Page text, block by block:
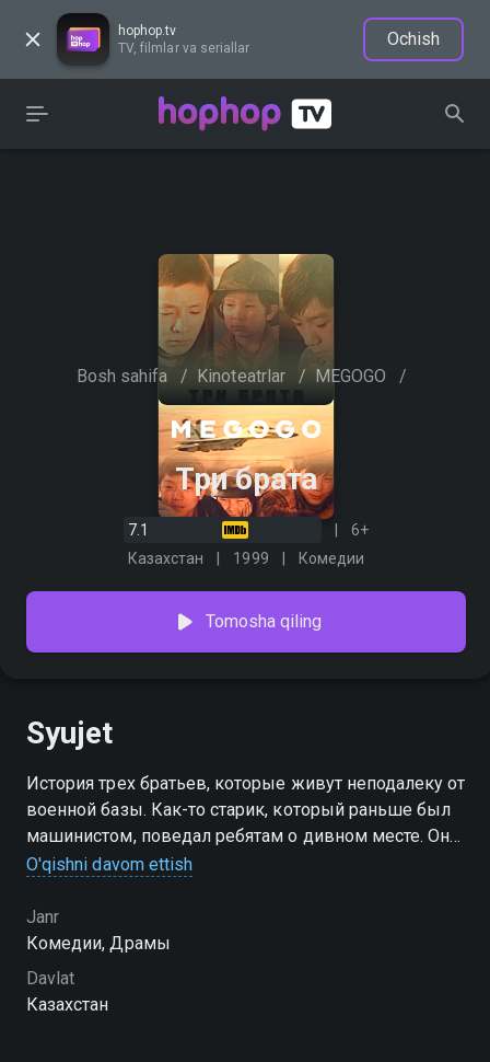
hophop.tv
TV, filmlar va seriallar
Ochish
Bosh sahifa / Kinoteatrlar / MEGOGO /
Три брата
7.1
6+
Казахстан
1999 Комедии
Tomosha qiling
Syujet
История трех братьев, которые живут неподалеку от
военной базы. Как-то старик, который раньше был
машинистом, поведал ребятам о дивном месте. Они
решают вместе поехать туда на ...угнанном
существует, и паровоз становится учебной
мишенью для военных самолетов.
O'qishni davom ettish
Janr
Комедии, Драмы
Davlat
Казахстан